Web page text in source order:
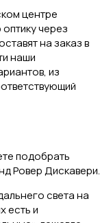
центре
через
на заказ в
наши
из
подобрать
Ровер Дискавери.
света на
есть и